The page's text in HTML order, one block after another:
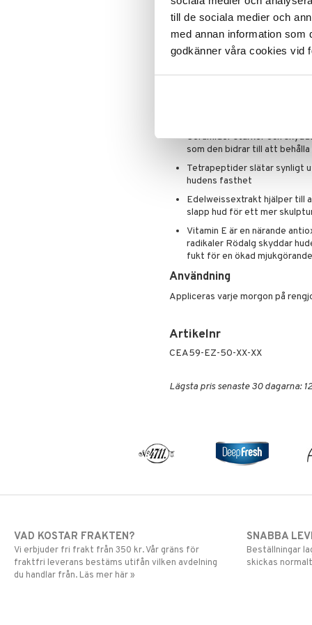
till de sociala medier och
med annan information som
godkänner våra cookies vid
uppstramad.
Nu med 5 gånger mer
Framtagen med en 3D FIT-
*Baserat på Advanced
på oberoende konsumentstudie
Ceramider stärker och
som den bidrar till att
Tetrapeptider slätar synligt
hudens fasthet
Edelweissextrakt hjälper till
slapp hud för ett mer
Vitamin E är en närande
radikaler Rödalg skyddar
fukt för en ökad
Användning
Appliceras varje morgon på
Artikelnr
CEA59-EZ-50-XX-XX
Lägsta pris senaste 30 dagarna:
VAD KOSTAR FRAKTEN?
Vi erbjuder fri frakt från 350 kr. Vår gräns för
fraktfri leverans bestäms utifån vilken avdelning
du handlar från. Läs mer här »
SNABBA
Beställningar
skickas